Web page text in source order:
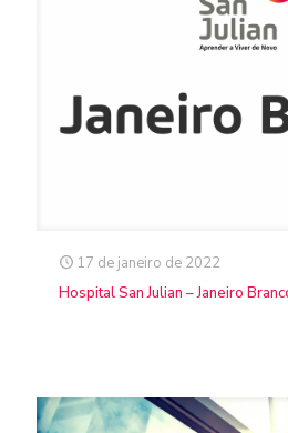
17 de janeiro de 2022
Hospital San Julian – Janeiro